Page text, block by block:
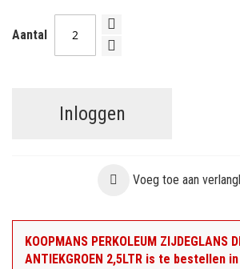
Aantal
Inloggen
Voeg toe aan
KOOPMANS PERKOLEUM ZIJDEGLANS
ANTIEKGROEN 2,5LTR is te bestellen